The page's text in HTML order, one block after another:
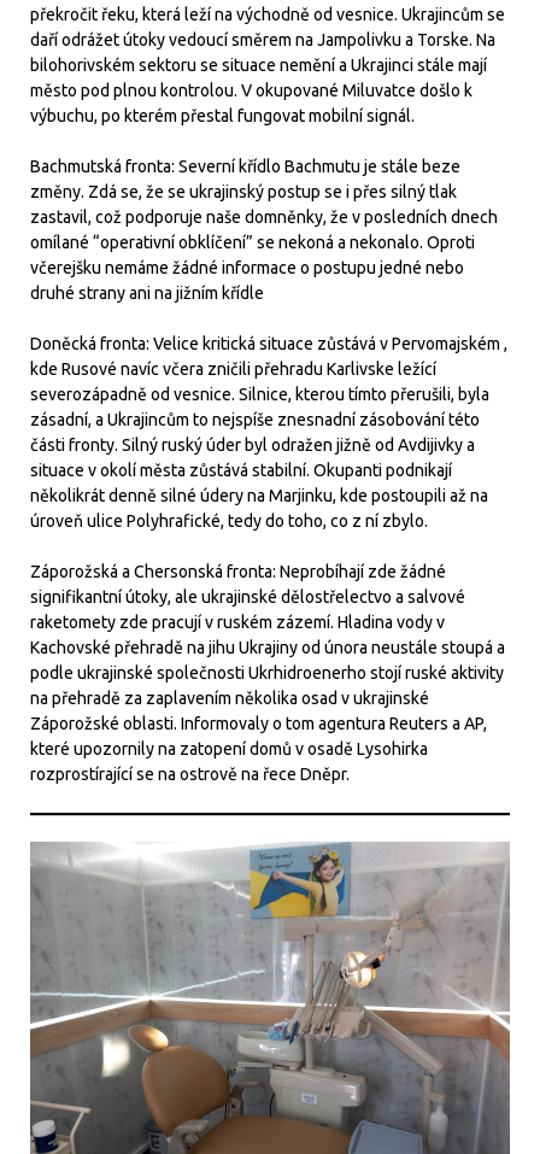
překročit řeku, která leží na východně od vesnice. Ukrajincům se
daří odrážet útoky vedoucí směrem na Jampolivku a Torske. Na
bilohorivském sektoru se situace nemění a Ukrajinci stále mají
město pod plnou kontrolou. V okupované Miluvatce došlo k
výbuchu, po kterém přestal fungovat mobilní signál.
Bachmutská fronta: Severní křídlo Bachmutu je stále beze
změny. Zdá se, že se ukrajinský postup se i přes silný tlak
zastavil, což podporuje naše domněnky, že v posledních dnech
omílané “operativní obklíčení” se nekoná a nekonalo. Oproti
včerejšku nemáme žádné informace o postupu jedné nebo
druhé strany ani na jižním křídle
Doněcká fronta: Velice kritická situace zůstává v Pervomajském ,
kde Rusové navíc včera zničili přehradu Karlivske ležící
severozápadně od vesnice. Silnice, kterou tímto přerušili, byla
zásadní, a Ukrajincům to nejspíše znesnadní zásobování této
části fronty. Silný ruský úder byl odražen jižně od Avdijivky a
situace v okolí města zůstává stabilní. Okupanti podnikají
několikrát denně silné údery na Marjinku, kde postoupili až na
úroveň ulice Polyhrafické, tedy do toho, co z ní zbylo.
Záporožská a Chersonská fronta: Neprobíhají zde žádné
signifikantní útoky, ale ukrajinské dělostřelectvo a salvové
raketomety zde pracují v ruském zázemí. Hladina vody v
Kachovské přehradě na jihu Ukrajiny od února neustále stoupá a
podle ukrajinské společnosti Ukrhidroenerho stojí ruské aktivity
na přehradě za zaplavením několika osad v ukrajinské
Záporožské oblasti. Informovaly o tom agentura Reuters a AP,
které upozornily na zatopení domů v osadě Lysohirka
rozprostírající se na ostrově na řece Dněpr.